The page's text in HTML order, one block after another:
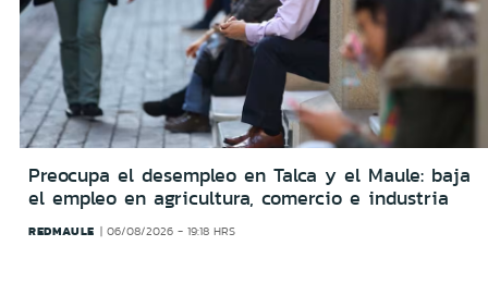
Preocupa el desempleo en Talca y el Maule: baja
el empleo en agricultura, comercio e industria
REDMAULE 06/08/2026 - 19:18 HRS